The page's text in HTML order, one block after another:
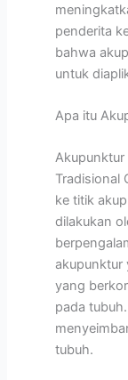
penderita
bahwa
untuk
Apa itu
Tradisional
ke titik
dilakukan
akupunktur
yang
pada
tubuh.